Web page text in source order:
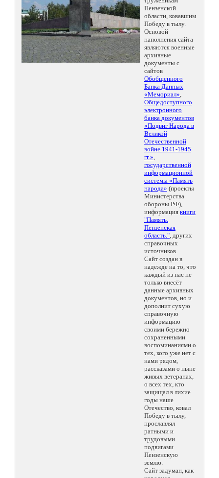
Пензенской
области, ковавшим
Победу в тылу.
Основой
наполнения сайта
являются военные
архивные
документы с
сайтов
Обобщенного
Банка Данных
«Мемориал»,
Общедоступного
электронного
банка документов
«Подвиг Народа в
Великой
Отечественной
войне 1941-1945
гг.»,
государственной
информационной
системы «Память
народа» (проекты
Министерства
обороны РФ),
информация книги
"Память.
Пензенская
область.", других
справочных
источников.
Сайт создан в
надежде на то, что
каждый из нас не
только внесёт
данные архивных
документов, но и
дополнит сухую
справочную
информацию
своими бережно
сохраненными
воспоминаниями о
тех, кого уже нет с
нами рядом,
рассказами о ныне
живых ветеранах,
о всех тех, кто
защищал в лихие
годы наше
Отечество, ковал
Победу в тылу,
прославлял
ратными и
трудовыми
подвигами
Пензенскую
землю.
Сайт задуман, как